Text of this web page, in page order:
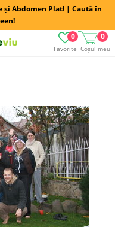
și Abdomen Plat! | Caută în
Favorite
0
Coșul meu
0